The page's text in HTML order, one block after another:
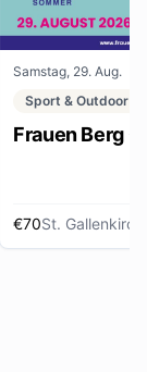
Samstag, 29. Aug.
Sport & Outdoor
Frauen Berg
€70St. Gallenkirch